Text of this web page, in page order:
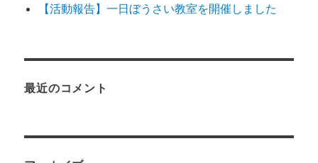
【活動報告】一日ぼうさい教室を開催しました
最近のコメント